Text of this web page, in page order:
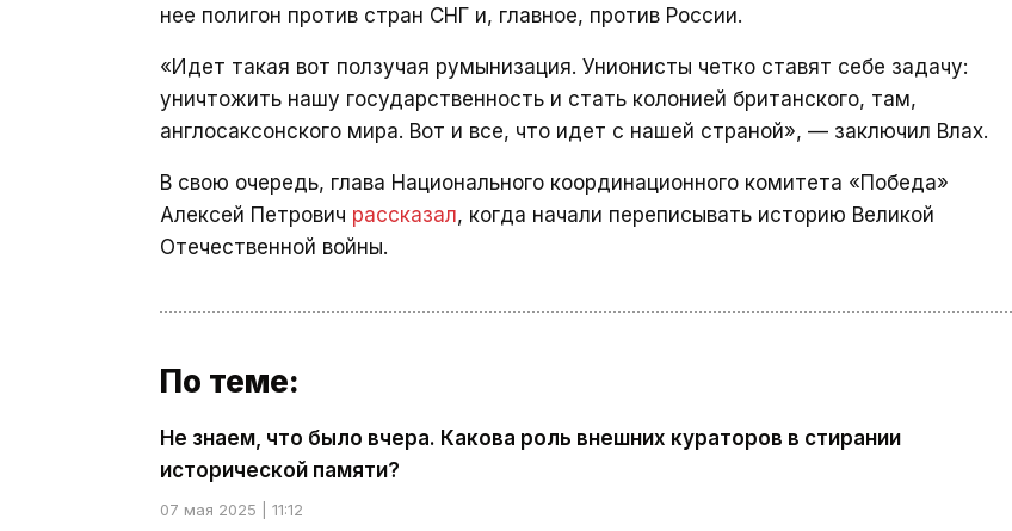
нее полигон против стран СНГ и, главное, против России.
«Идет такая вот ползучая румынизация. Унионисты четко ставят себе задачу:
уничтожить нашу государственность и стать колонией британского, там,
англосаксонского мира. Вот и все, что идет с нашей страной», — заключил Влах.
В свою очередь, глава Национального координационного комитета «Победа»
Алексей Петрович рассказал, когда начали переписывать историю Великой
Отечественной войны.
По теме:
Не знаем, что было вчера. Какова роль внешних кураторов в стирании
исторической памяти?
07 мая 2025 | 11:12